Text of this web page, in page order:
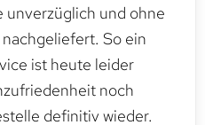
unverzüglich und ohne
So ein
ist heute leider
noch
definitiv wieder.